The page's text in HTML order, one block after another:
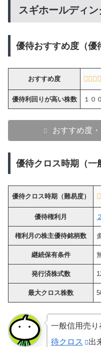
スギホールディ
優待おすすめ度（優
おすすめ度
優待利回りが高い株数 １０
おすすめ度
優待クロス時期（一
優待クロス時期（難易度）
優待権利月
権利月の株主優待銘柄数
継続保有条件
発行済株式数
最大クロス株数
一般信用売
待クロス
出